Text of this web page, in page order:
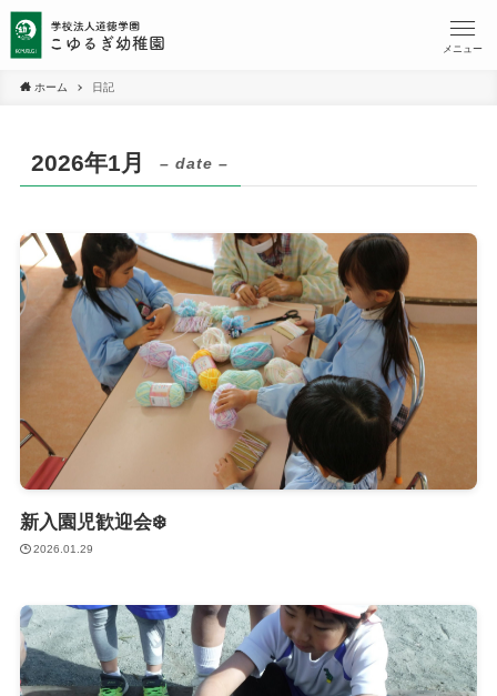
メニュー
ホーム 日記
2026年1月 – date –
新入園児歓迎会❄️
2026.01.29